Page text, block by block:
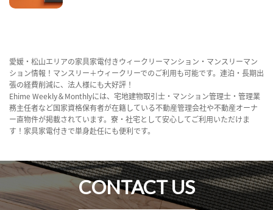
愛媛・松山エリアの家具家電付きウィークリーマンション・マンスリーマン
ション情報！マンスリー＋ウィークリーでのご利用も可能です。連泊・長期出
張の経費削減に、法人様にも大好評！
Ehime Weekly＆Monthlyには、宅地建物取引士・マンション管理士・管理業
務主任者など国家資格保有者が在籍している不動産管理会社や不動産オーナ
ー直物件が掲載されています。寮・社宅として安心してご利用いただけま
す！家具家電付きで単身赴任にも便利です。
CONTACT US